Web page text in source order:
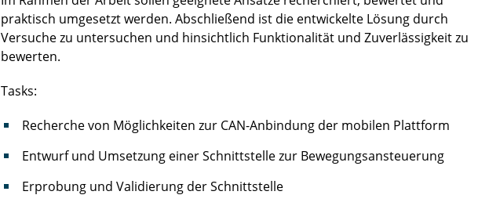
praktisch umgesetzt werden. Abschließend ist die entwickelte Lösung durch
Versuche zu untersuchen und hinsichtlich Funktionalität und Zuverlässigkeit zu
bewerten.
Tasks:
Recherche von Möglichkeiten zur CAN-Anbindung der mobilen Plattform
Entwurf und Umsetzung einer Schnittstelle zur Bewegungsansteuerung
Erprobung und Validierung der Schnittstelle